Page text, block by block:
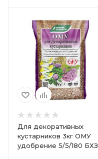
Для декоративных
кустарников 3кг ОМУ
удобрение 5/5/180 БХЗ